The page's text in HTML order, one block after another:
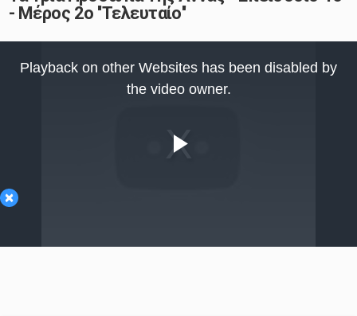
- Μέρος 2ο ''Τελευταίο''
×
Video
Playback on other Websites has been disabled by
the video owner.